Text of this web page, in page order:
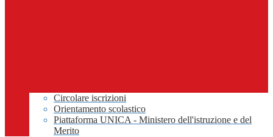
Circolare iscrizioni
Orientamento scolastico
Piattaforma UNICA - Ministero dell'istruzione e del
Merito